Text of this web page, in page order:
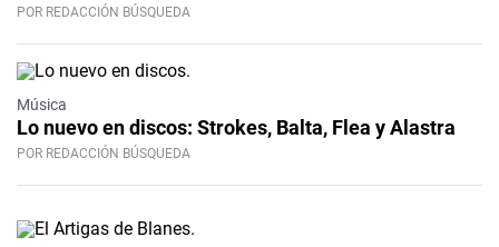
POR REDACCIÓN BÚSQUEDA
Música
Lo nuevo en discos: Strokes, Balta, Flea y Alastra
POR REDACCIÓN BÚSQUEDA